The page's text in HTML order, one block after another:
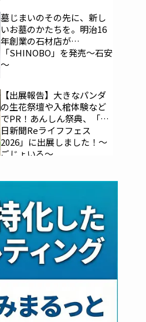
墓じまいのその先に、新し
いお墓のかたちを。明治16
年創業の石材店が
「SHINOBO」を発売～石安
～
【出展報告】大きなパンダ
の生花祭壇や入棺体験など
でPR！あんしん祭典、「朝
日新聞Reライフフェス
2026」に出展しました！～
ごじょいる～